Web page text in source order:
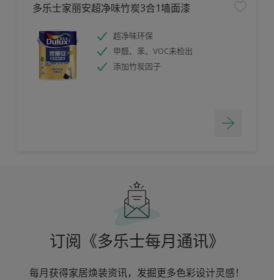
多乐士家丽安超净味竹炭3合1墙面漆
超净味环保
甲醛、苯、VOC未检出
添加竹炭因子
订阅《多乐士每月通讯》
每月获得家居焕装资讯，发掘更多色彩设计灵感！